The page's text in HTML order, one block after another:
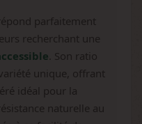
parfaitement
recherchant une
. Son ratio
unique, offrant
idéal pour la
naturelle au